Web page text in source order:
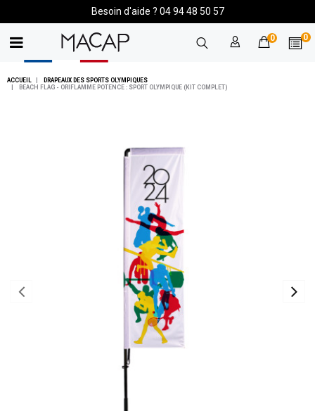
Besoin d'aide ? 04 94 48 50 57
0 0
ACCUEIL
DRAPEAUX DES SPORTS OLYMPIQUES
BEACH FLAG - ORIFLAMME POTENCE : SPORT OLYMPIQUE (KIT COMPLET)